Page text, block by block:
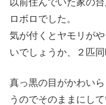
以前住んでいた家の
ロボロでした。
気が付くとヤモリが
いでしょうか、２匹
真っ黒の目がかわい
うのでそのままにして